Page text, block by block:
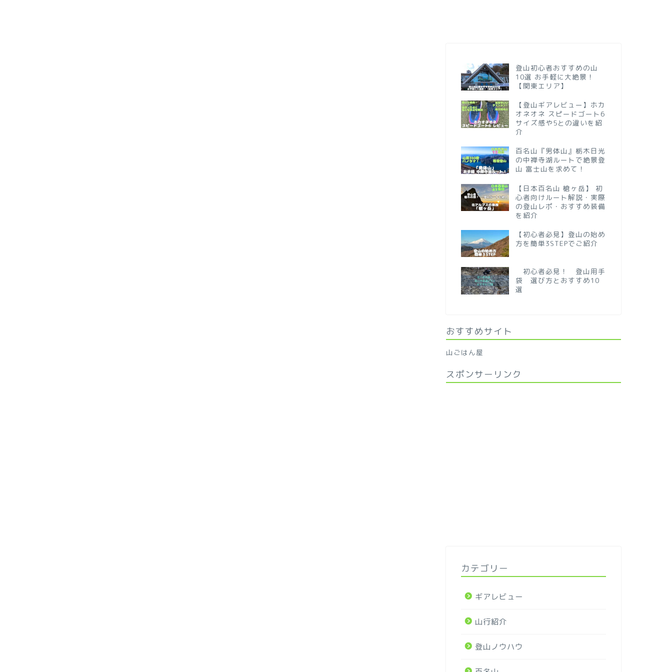
登山初心者おすすめの山
10選 お手軽に大絶景！
【関東エリア】
【登山ギアレビュー】ホカ
オネオネ スピードゴート6
サイズ感や5との違いを紹
介
百名山『男体山』栃木日光
の中禅寺湖ルートで絶景登
山 富士山を求めて！
【日本百名山 槍ヶ岳】 初
心者向けルート解説・実際
の登山レポ・おすすめ装備
を紹介
【初心者必見】登山の始め
方を簡単3STEPでご紹介
初心者必見！ 登山用手
袋 選び方とおすすめ10
選
おすすめサイト
山ごはん屋
スポンサーリンク
カテゴリー
ギアレビュー
山行紹介
登山ノウハウ